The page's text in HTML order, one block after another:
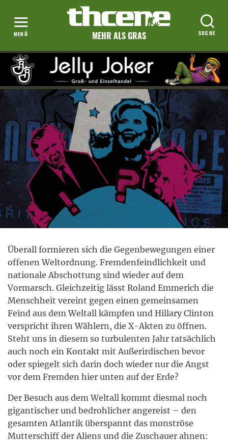
MEHR ALS GRAS
Überall formieren sich die Gegenbewegungen einer
offenen Weltordnung. Fremdenfeindlichkeit und
nationale Abschottung sind wieder auf dem
Vormarsch. Gleichzeitig lässt Roland Emmerich die
Menschheit vereint gegen einen gemeinsamen
Feind aus dem Weltall kämpfen und Hillary Clinton
verspricht ihren Wählern, die X-Akten zu öffnen.
Steht uns in diesem so turbulenten Jahr tatsächlich
auch noch ein Kontakt mit Außerirdischen bevor
oder spiegelt sich darin doch wieder nur die Angst
vor dem Fremden hier unten auf der Erde?
Der Besuch aus dem Weltall kommt diesmal noch
gigantischer und bedrohlicher angereist – den
gesamten Atlantik überspannt das monströse
Mutterschiff der Aliens und die Zuschauer ahnen: